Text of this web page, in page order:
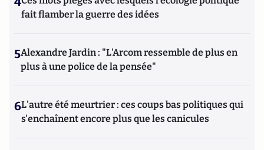
fait flamber la guerre des idées
5Alexandre Jardin : "L'Arcom ressemble de plus en
plus à une police de la pensée"
6L'autre été meurtrier : ces coups bas politiques qui
s'enchaînent encore plus que les canicules